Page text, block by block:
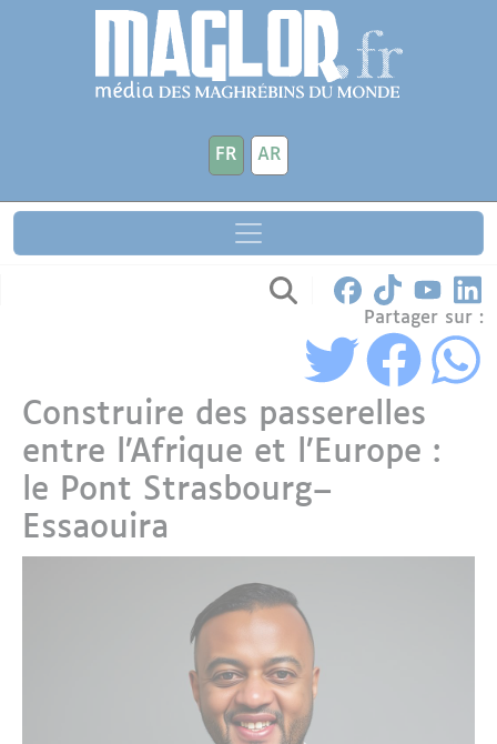
Aller au contenu principal
FR AR
Partager sur :
Construire des passerelles
entre l’Afrique et l’Europe :
le Pont Strasbourg–
Essaouira
Panneau de gestion des cookies